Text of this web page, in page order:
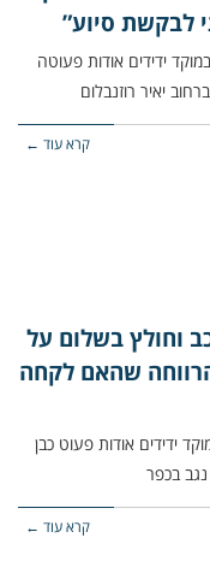
לבקשת סיוע”
קריאה במוקד ידידים אודות פעוטה
יאיר רוזנבלום
קרא עוד ←
וחולץ בשלום על
שהאם לקחה
קריאה במוקד ידידים אודות פעוט כבן
בכפר
קרא עוד ←